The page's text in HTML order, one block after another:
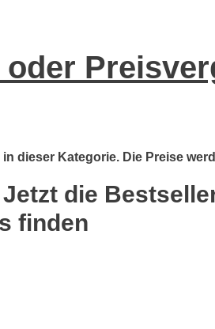
dieser Kategorie. Die Preise
die
finden